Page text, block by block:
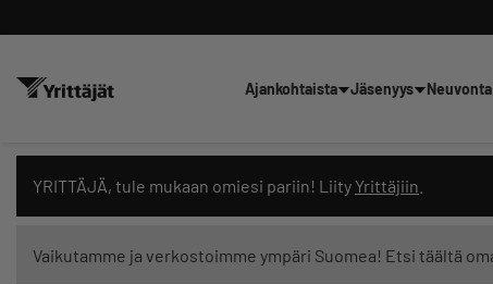
Ajankohtaista Jäsenyys Neuvonta
YRITTÄJÄ, tule mukaan omiesi pariin! Liity Yrittäjiin
Vaikutamme ja verkostoimme ympäri Suomea! Etsi täältä
Hae sivustolta tai kysy suoraan